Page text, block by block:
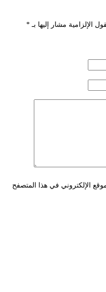
الإلزامية مشار إليها بـ *
الإلكتروني في هذا المتصفح